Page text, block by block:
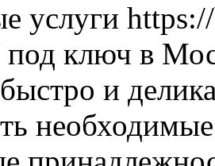
услуги
ключ в
и